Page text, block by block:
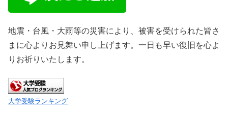
地震・台風・大雨等の災害により、被害を受けられた皆さ
まに心よりお見舞い申し上げます。一日も早い復旧を心よ
りお祈りいたします。
大学受験ランキング